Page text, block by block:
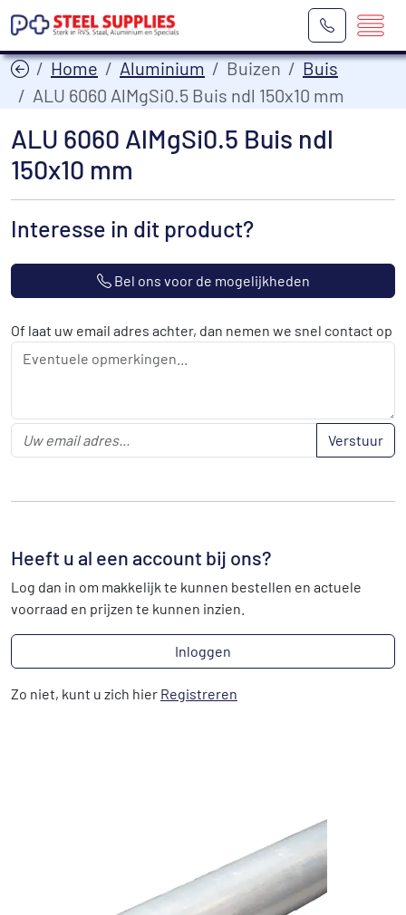
Home Aluminium Buizen
Buis
ALU 6060 AlMgSi0.5 Buis ndl 150x10 mm
ALU 6060 AlMgSi0.5 Buis ndl
150x10 mm
Interesse in dit product?
Bel ons voor de mogelijkheden
Of laat uw email adres achter, dan nemen we snel contact op
Verstuur
Heeft u al een account bij ons?
Log dan in om makkelijk te kunnen bestellen en actuele
voorraad en prijzen te kunnen inzien.
Inloggen
Zo niet, kunt u zich hier Registreren